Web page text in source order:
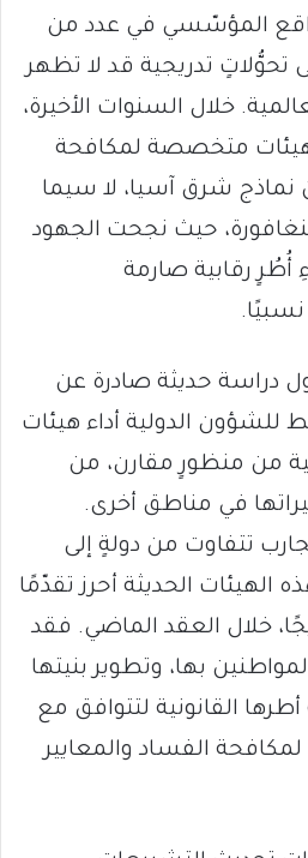
المؤسّسي في عدد من
تحوُّلاتٍ تدريجية قد لا تظهر
خلال السنوات الأخيرة،
متخصصة لمكافحة
شرق آسيا، لا سيما
حيث نجحت الجهود
أُطُرٍ رقابية صارمة
دراسة حديثة صادرة عن
الدولية أداء هيئات
من منظورٍ مقارن، من
في مناطق أخرى.
تتفاوت من دولةٍ إلى
الهيئات الحديثة أحرز تقدّمًا
خلال العقد الماضي. فقد
بها، وتطوير بنيتها
القانونية لتتوافق مع
لمكافحة الفساد والمعايير